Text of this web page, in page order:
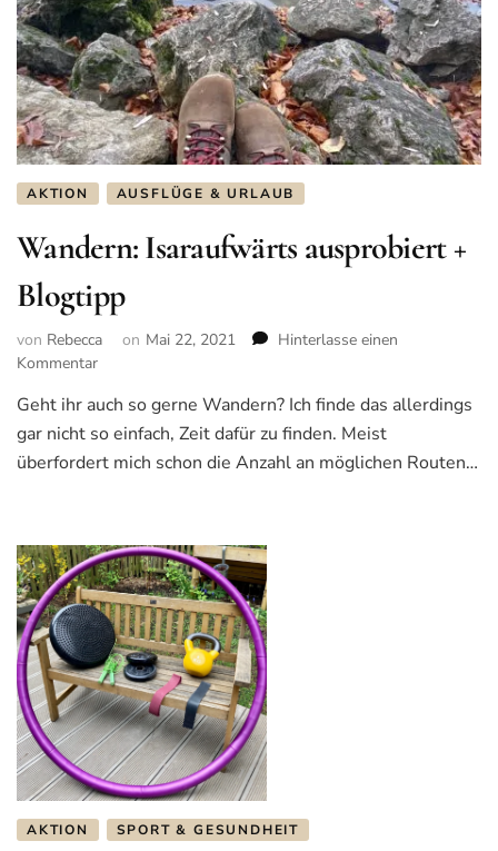
AKTION AUSFLÜGE & URLAUB
Wandern: Isaraufwärts ausprobiert +
Blogtipp
von Rebecca on Mai 22, 2021
Hinterlasse einen
Kommentar
Isaraufwärts
ausprobiert
+
Geht ihr auch so gerne Wandern? Ich finde das allerdings
gar nicht so einfach, Zeit dafür zu finden. Meist
überfordert mich schon die Anzahl an möglichen Routen…
AKTION SPORT & GESUNDHEIT